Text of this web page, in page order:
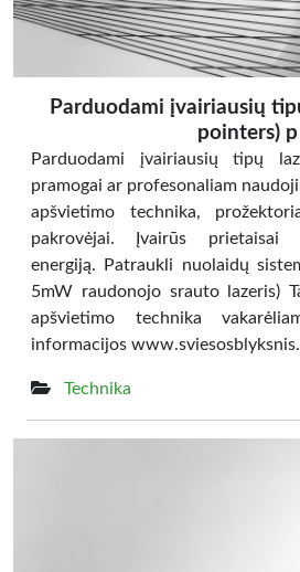
Parduodami įvairiausių
pointers) p
Parduodami įvairiausių tipų
pramogai ar profesonaliam
apšvietimo technika,
pakrovėjai. Įvairūs prietaisai
energiją. Patraukli nuolaidų
5mW raudonojo srauto lazeris)
apšvietimo technika
informacijos
Technika